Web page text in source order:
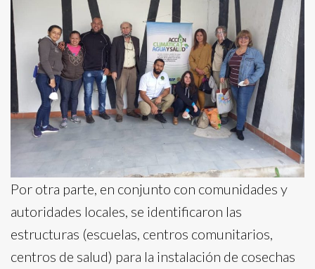
Por otra parte, en conjunto con comunidades y
autoridades locales, se identificaron las
estructuras (escuelas, centros comunitarios,
centros de salud) para la instalación de cosechas